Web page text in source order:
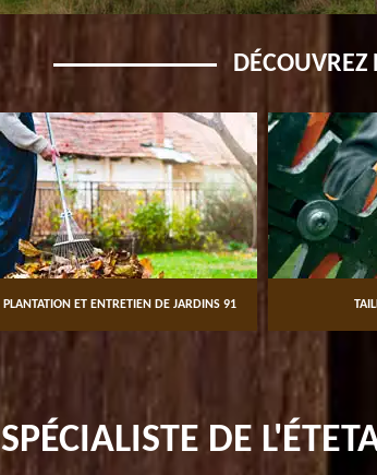
DÉCOUVREZ
PLANTATION ET ENTRETIEN DE JARDINS 91
SPÉCIALISTE DE